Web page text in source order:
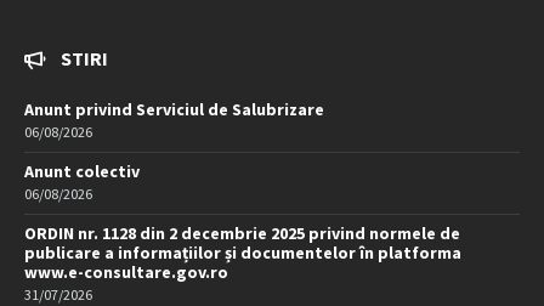
STIRI
Anunt privind Serviciul de Salubrizare
06/08/2026
Anunt colectiv
06/08/2026
ORDIN nr. 1128 din 2 decembrie 2025 privind normele de
publicare a informațiilor și documentelor în platforma
www.e-consultare.gov.ro
31/07/2026